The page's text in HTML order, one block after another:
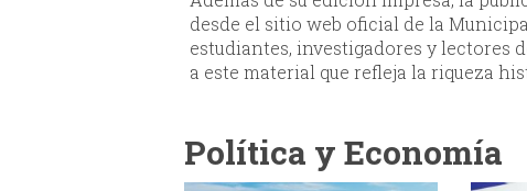
desde el sitio web oficial de la
estudiantes, investigadores y lectores
a este material que refleja la riqueza
Política y Economía